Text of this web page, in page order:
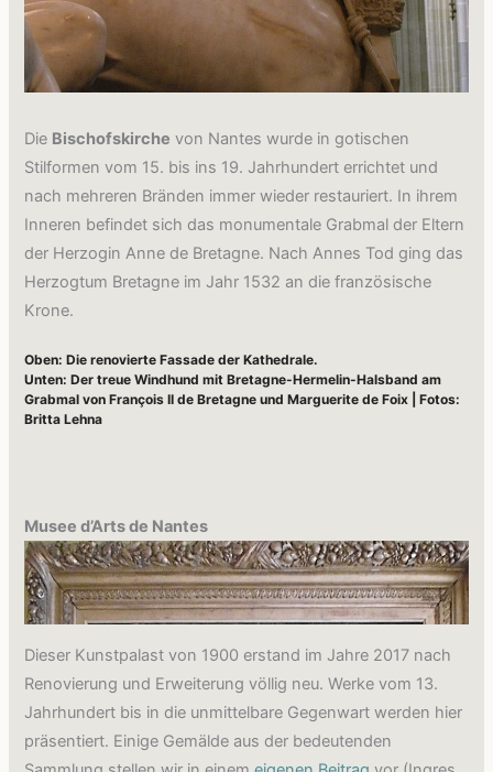
Die Bischofskirche von Nantes wurde in gotischen
Stilformen vom 15. bis ins 19. Jahrhundert errichtet und
nach mehreren Bränden immer wieder restauriert. In ihrem
Inneren befindet sich das monumentale Grabmal der Eltern
der Herzogin Anne de Bretagne. Nach Annes Tod ging das
Herzogtum Bretagne im Jahr 1532 an die französische
Krone.
Oben: Die renovierte Fassade der Kathedrale.
Unten: Der treue Windhund mit Bretagne-Hermelin-Halsband am
Grabmal von François II de Bretagne und Marguerite de Foix | Fotos:
Britta Lehna
Musee d’Arts de Nantes
Dieser Kunstpalast von 1900 erstand im Jahre 2017 nach
Renovierung und Erweiterung völlig neu. Werke vom 13.
Jahrhundert bis in die unmittelbare Gegenwart werden hier
präsentiert. Einige Gemälde aus der bedeutenden